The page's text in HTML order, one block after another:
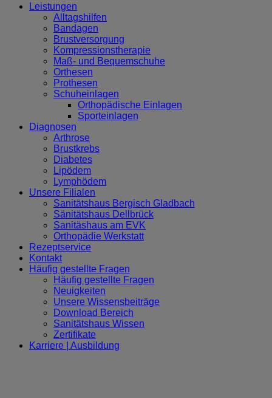
Leistungen
Alltagshilfen
Bandagen
Brustversorgung
Kompressionstherapie
Maß- und Bequemschuhe
Orthesen
Prothesen
Schuheinlagen
Orthopädische Einlagen
Sporteinlagen
Diagnosen
Arthrose
Brustkrebs
Diabetes
Lipödem
Lymphödem
Unsere Filialen
Sanitätshaus Bergisch Gladbach
Sänitätshaus Dellbrück
Sanitäshaus am EVK
Orthopädie Werkstatt
Rezeptservice
Kontakt
Häufig gestellte Fragen
Häufig gestellte Fragen
Neuigkeiten
Unsere Wissensbeiträge
Download Bereich
Sanitätshaus Wissen
Zertifikate
Karriere | Ausbildung